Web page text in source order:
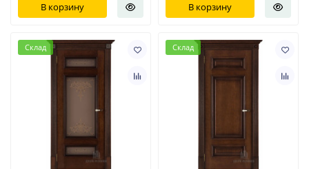
В корзину В корзину
Склад Склад